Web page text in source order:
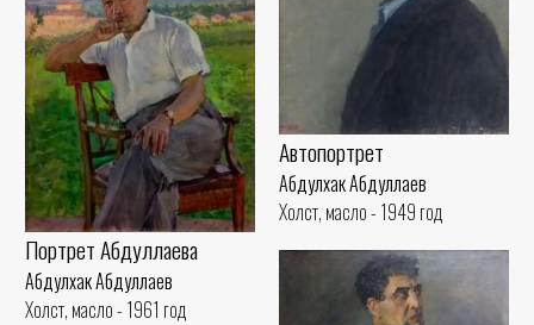
Автопортрет
Абдулхак Абдуллаев
Холст, масло - 1949 год
Портрет Абдуллаева
Абдулхак Абдуллаев
Холст, масло - 1961 год